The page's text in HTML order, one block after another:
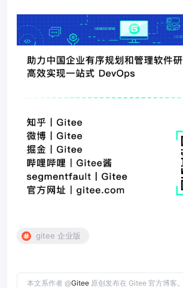
gitee 企业版
本文系作者 @Gitee原创发布在 Gitee 官方博客